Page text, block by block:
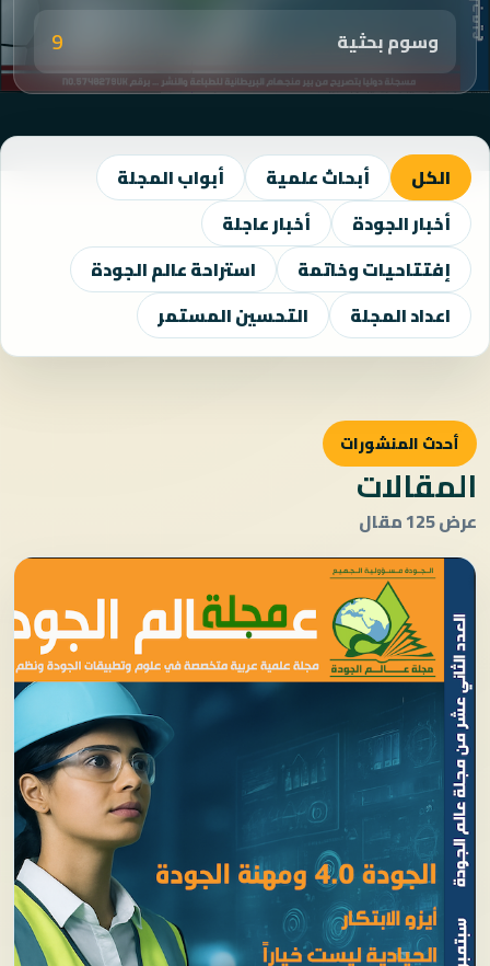
وسوم بحثية 9
الكل أبحاث علمية
أبواب المجلة
أخبار الجودة
أخبار عاجلة
إفتتاحيات وخاتمة
استراحة عالم الجودة
اعداد المجلة
التحسين المستمر
أحدث المنشورات
المقالات
عرض 125 مقال